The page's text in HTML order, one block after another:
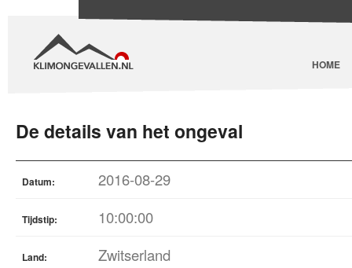
HOME
De details van het ongeval
Datum: 2016-08-29
Tijdstip: 10:00:00
Land: Zwitserland